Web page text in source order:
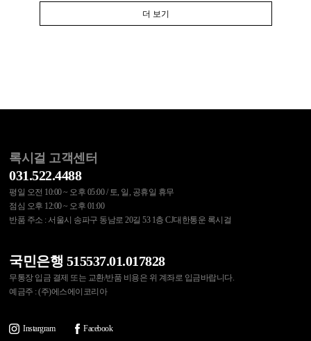
더 보기
록시걸 고객센터
031.522.4488
평일 오전 10:00 ~ 오후 05:00 / 토, 일, 공휴일 휴무
점심 오후 12:00 ~ 오후 01:00
반품 주소 : 서울시 송파구 동남로 20길 53 1층 CJ대한통운 록시걸
국민은행 515537.01.017828
무통장 입금 결제 또는 교환/반품 비용은 위 계좌로 입금바랍니다.
예금주 : (주)에스에이코리아
Instargram Facebook